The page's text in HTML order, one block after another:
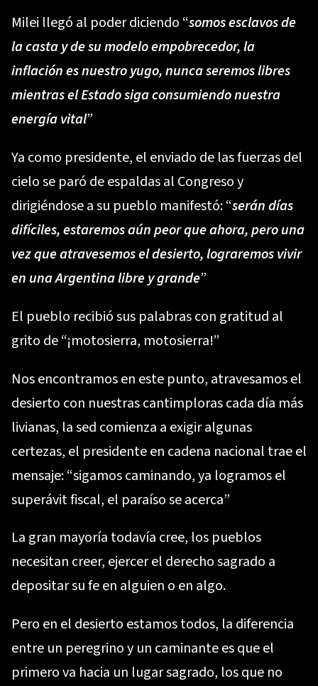
Milei llegó al poder diciendo “somos esclavos de
la casta y de su modelo empobrecedor, la
inflación es nuestro yugo, nunca seremos libres
mientras el Estado siga consumiendo nuestra
energía vital”
Ya como presidente, el enviado de las fuerzas del
cielo se paró de espaldas al Congreso y
dirigiéndose a su pueblo manifestó: “serán días
difíciles, estaremos aún peor que ahora, pero una
vez que atravesemos el desierto, lograremos vivir
en una Argentina libre y grande”
El pueblo recibió sus palabras con gratitud al
grito de “¡motosierra, motosierra!”
Nos encontramos en este punto, atravesamos el
desierto con nuestras cantimploras cada día más
livianas, la sed comienza a exigir algunas
certezas, el presidente en cadena nacional trae el
mensaje: “sigamos caminando, ya logramos el
superávit fiscal, el paraíso se acerca”
La gran mayoría todavía cree, los pueblos
necesitan creer, ejercer el derecho sagrado a
depositar su fe en alguien o en algo.
Pero en el desierto estamos todos, la diferencia
entre un peregrino y un caminante es que el
primero va hacia un lugar sagrado, los que no